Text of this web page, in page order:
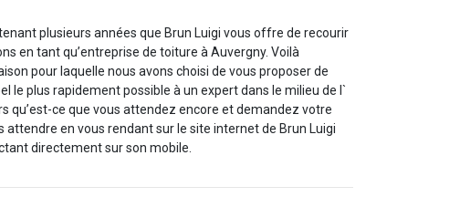
plusieurs années que Brun Luigi vous offre de recourir
en tant qu’entreprise de toiture à Auvergny. Voilà
pour laquelle nous avons choisi de vous proposer de
le plus rapidement possible à un expert dans le milieu de l`
qu’est-ce que vous attendez encore et demandez votre
attendre en vous rendant sur le site internet de Brun Luigi
directement sur son mobile.